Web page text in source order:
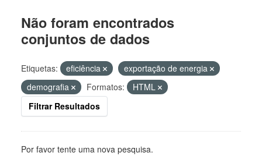
Não foram encontrados
conjuntos de dados
Etiquetas: eficiência
exportação de energia
demografia
Formatos:
HTML
Filtrar Resultados
Por favor tente uma nova pesquisa.